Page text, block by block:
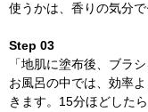
使うかは、香りの気分で
Step 03
「地肌に塗布後、ブラ
お風呂の中では、効率
きます。15分ほどした